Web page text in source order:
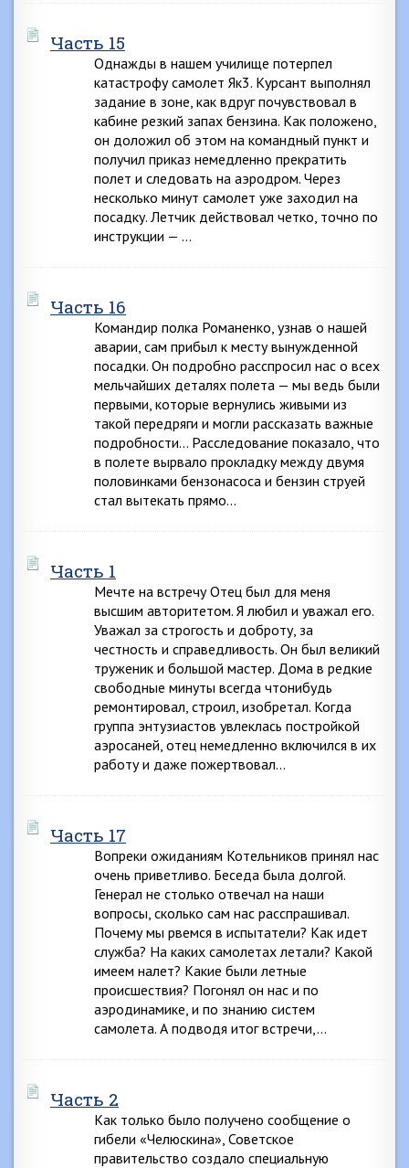
Часть 15
Однажды в нашем училище потерпел
катастрофу самолет Як3. Курсант выполнял
задание в зоне, как вдруг почувствовал в
кабине резкий запах бензина. Как положено,
он доложил об этом на командный пункт и
получил приказ немедленно прекратить
полет и следовать на аэродром. Через
несколько минут самолет уже заходил на
посадку. Летчик действовал четко, точно по
инструкции — …
Часть 16
Командир полка Романенко, узнав о нашей
аварии, сам прибыл к месту вынужденной
посадки. Он подробно расспросил нас о всех
мельчайших деталях полета — мы ведь были
первыми, которые вернулись живыми из
такой передряги и могли рассказать важные
подробности… Расследование показало, что
в полете вырвало прокладку между двумя
половинками бензонасоса и бензин струей
стал вытекать прямо…
Часть 1
Мечте на встречу Отец был для меня
высшим авторитетом. Я любил и уважал его.
Уважал за строгость и доброту, за
честность и справедливость. Он был великий
труженик и большой мастер. Дома в редкие
свободные минуты всегда чтонибудь
ремонтировал, строил, изобретал. Когда
группа энтузиастов увлеклась постройкой
аэросаней, отец немедленно включился в их
работу и даже пожертвовал…
Часть 17
Вопреки ожиданиям Котельников принял нас
очень приветливо. Беседа была долгой.
Генерал не столько отвечал на наши
вопросы, сколько сам нас расспрашивал.
Почему мы рвемся в испытатели? Как идет
служба? На каких самолетах летали? Какой
имеем налет? Какие были летные
происшествия? Погонял он нас и по
аэродинамике, и по знанию систем
самолета. А подводя итог встречи,…
Часть 2
Как только было получено сообщение о
гибели «Челюскина», Советское
правительство создало специальную